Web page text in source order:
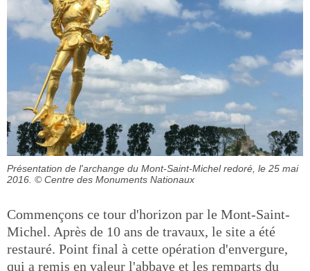
Présentation de l'archange du Mont-Saint-Michel redoré, le 25 mai
2016. © Centre des Monuments Nationaux
Commençons ce tour d'horizon par le Mont-Saint-
Michel. Après de 10 ans de travaux, le site a été
restauré. Point final à cette opération d'envergure,
qui a remis en valeur l'abbaye et les remparts du